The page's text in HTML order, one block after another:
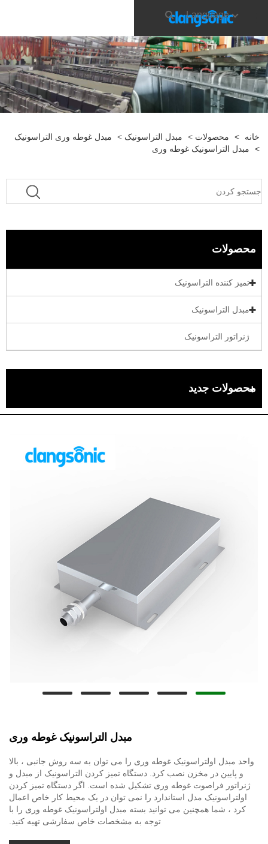
Language
خانه > محصولات > مبدل التراسونیک >
مبدل غوطه وری التراسونیک
>
مبدل التراسونیک غوطه وری
محصولات
تمیز کننده التراسونیک
مبدل التراسونیک
ژنراتور التراسونیک
محصولات جدید
مبدل التراسونیک غوطه وری
واحد مبدل اولتراسونیک غوطه وری را می توان به سه روش جانبی ، بالا
و پایین در مخزن نصب کرد. دستگاه تمیز کردن التراسونیک از مبدل و
ژنراتور فراصوت غوطه وری تشکیل شده است. اگر دستگاه تمیز کردن
اولتراسونیک مدل استاندارد را نمی توان در یک محیط کار خاص اعمال
کرد ، شما همچنین می توانید بسته مبدل اولتراسونیک غوطه وری را با
توجه به مشخصات خاص سفارشی تهیه کنید.